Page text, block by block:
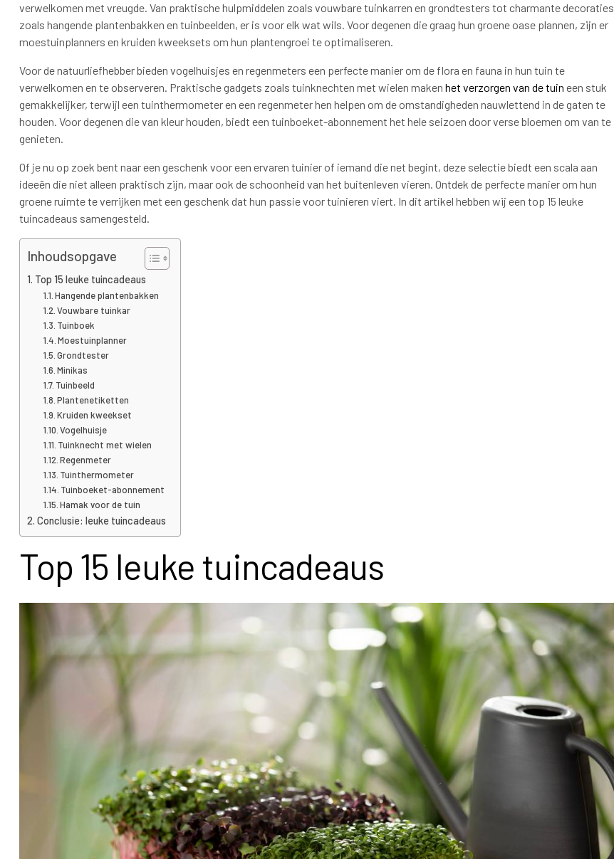
verwelkomen met vreugde. Van praktische hulpmiddelen zoals vouwbare tuinkarren en grondtesters tot charmante decoraties
zoals hangende plantenbakken en tuinbeelden, er is voor elk wat wils. Voor degenen die graag hun groene oase plannen, zijn er
moestuinplanners en kruiden kweeksets om hun plantengroei te optimaliseren.
Voor de natuurliefhebber bieden vogelhuisjes en regenmeters een perfecte manier om de flora en fauna in hun tuin te
verwelkomen en te observeren. Praktische gadgets zoals tuinknechten met wielen maken het verzorgen van de tuin een stuk
gemakkelijker, terwijl een tuinthermometer en een regenmeter hen helpen om de omstandigheden nauwlettend in de gaten te
houden. Voor degenen die van kleur houden, biedt een tuinboeket-abonnement het hele seizoen door verse bloemen om van te
genieten.
Of je nu op zoek bent naar een geschenk voor een ervaren tuinier of iemand die net begint, deze selectie biedt een scala aan
ideeën die niet alleen praktisch zijn, maar ook de schoonheid van het buitenleven vieren. Ontdek de perfecte manier om hun
groene ruimte te verrijken met een geschenk dat hun passie voor tuinieren viert. In dit artikel hebben wij een top 15 leuke
tuincadeaus samengesteld.
Inhoudsopgave
Top 15 leuke tuincadeaus
Hangende plantenbakken
Vouwbare tuinkar
Tuinboek
Moestuinplanner
Grondtester
Minikas
Tuinbeeld
Plantenetiketten
Kruiden kweekset
Vogelhuisje
Tuinknecht met wielen
Regenmeter
Tuinthermometer
Tuinboeket-abonnement
Hamak voor de tuin
Conclusie: leuke tuincadeaus
Top 15 leuke tuincadeaus